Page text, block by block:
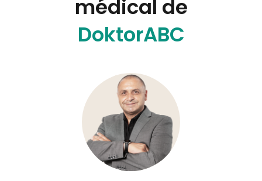
médical de
DoktorABC